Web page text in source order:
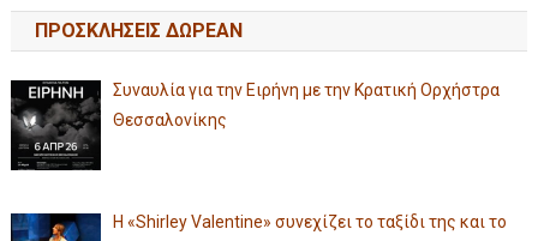
ΠΡΟΣΚΛΗΣΕΙΣ ΔΩΡΕΑΝ
Συναυλία για την Ειρήνη με την Κρατική Ορχήστρα
Θεσσαλονίκης
Η «Shirley Valentine» συνεχίζει το ταξίδι της και το